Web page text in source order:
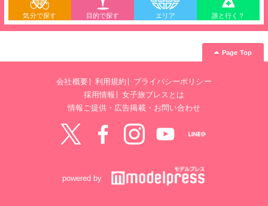
気分で探す 目的で探す エリア 誰と行く？
Page Top
会社概要 利用規約
プライバシーポリシー
採用情報
女子旅プレスとは
情報ご提供・広告掲載・お問い合わせ
powered by